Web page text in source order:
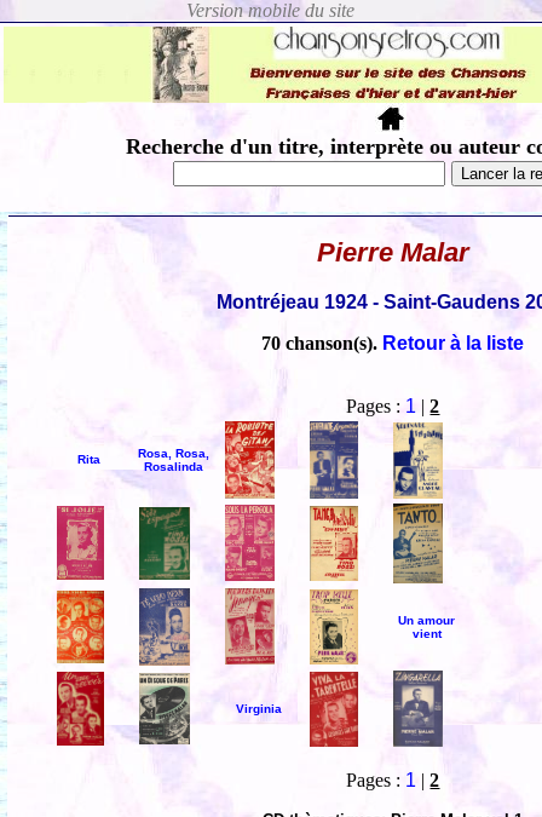
Recherche d'un titre, interprète ou auteur
Pierre Malar
Montréjeau 1924 - Saint-Gaudens
70 chanson(s). Retour à la liste
Pages : 1 |2
Rita
Rosa, Rosa,
Rosalinda
Un amour
vient
Virginia
Pages : 1 |2